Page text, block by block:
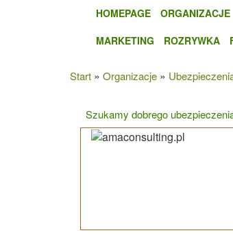
HOMEPAGE ORGANIZACJE
MARKETING
ROZRYWKA
Start » Organizacje »
Szukamy dobrego